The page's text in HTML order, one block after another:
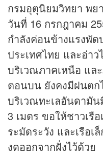
กรมอุตุนิยมวิทยา พ
วันที่ 16 กรกฎาคม
กำลังค่อนข้างแรงพั
ประเทศไทย และอ่า
บริเวณภาคเหนือ แล
ตอนบน ยังคงมีฝนต
บริเวณทะเลอันดามั
3 เมตร ขอให้ชาวเรื
ระมัดระวัง และเรือ
งดออกจากฝั่งไว้ด้วย